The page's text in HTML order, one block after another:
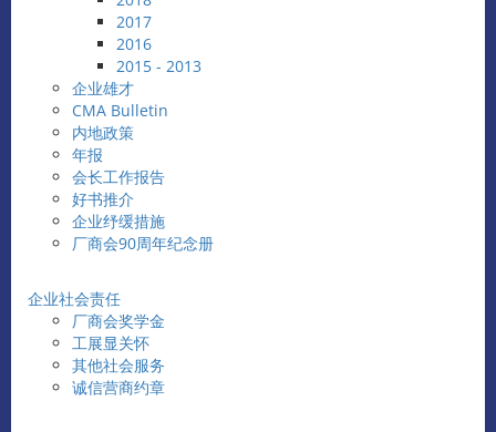
2017
2016
2015 - 2013
企业雄才
CMA Bulletin
内地政策
年报
会长工作报告
好书推介
企业纾缓措施
厂商会90周年纪念册
企业社会责任
厂商会奖学金
工展显关怀
其他社会服务
诚信营商约章